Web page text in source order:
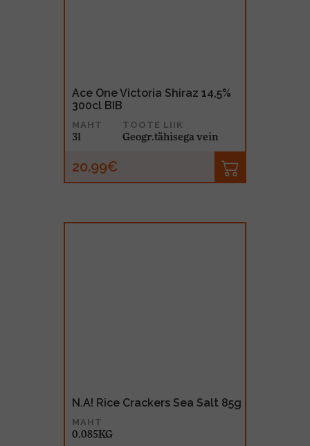
Ace One Victoria Shiraz 14,5%
300cl BIB
MAHT
3l
TOOTE LIIK
Geogr.tähisega vein
20.99€
N.A! Rice Crackers Sea Salt 85g
MAHT
0.085KG